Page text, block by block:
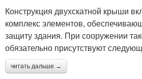
Конструкция двухскатной крыши
комплекс элементов,
защиту здания. При сооружении
обязательно присутствуют
читать дальше →